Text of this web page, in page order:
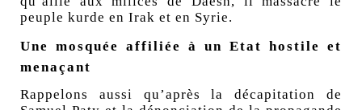
peuple kurde en Irak et en Syrie.
Une mosquée affiliée à un Etat hostile et
menaçant
Rappelons aussi qu’après la décapitation de